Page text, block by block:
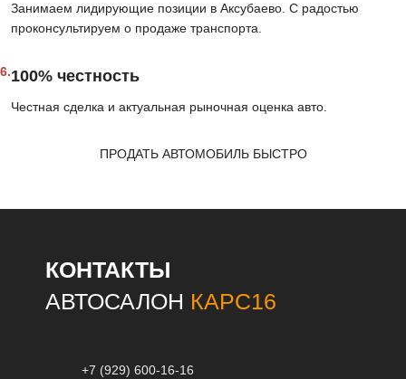
Занимаем лидирующие позиции в Аксубаево. С радостью
проконсультируем о продаже транспорта.
6.100% честность
Честная сделка и актуальная рыночная оценка авто.
ПРОДАТЬ АВТОМОБИЛЬ БЫСТРО
КОНТАКТЫ
АВТОСАЛОН КАРС16
+7 (929) 600-16-16